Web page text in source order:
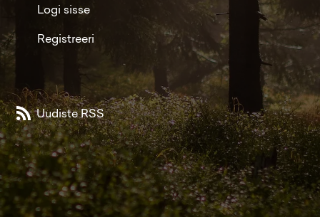
Logi sisse
Registreeri
Uudiste RSS